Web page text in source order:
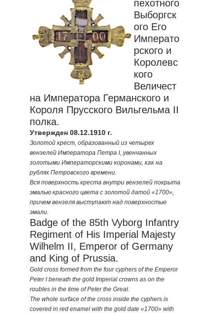
пехотного
Выборгск
ого Его
Императо
рского и
Королевс
кого
Величест
на Императора Германского и
Короля Прусского Вильгельма II
полка.
Утвержден 08.12.1910 г.
Золотой крест, образованный из четырех
вензелей Императора Петра I, увенчанных
золотыми Императорскими коронами, как на
рублях Петровского времени.
Вся поверхность креста внутри вензелей покрыта
эмалью красного цвета с золотой датой «1700»,
причем вензеля выступают над поверхностью
эмали.
Badge of the 85th Vyborg Infantry
Regiment of His Imperial Majesty
Wilhelm II, Emperor of Germany
and King of Prussia.
Gold cross formed from the four cyphers of the Emperor
Peter I beneath the gold Imperial crowns as on the
roubles in the time of Peter the Great.
The whole surface of the cross inside the cyphers is
covered in red enamel with the gold date «1700» with